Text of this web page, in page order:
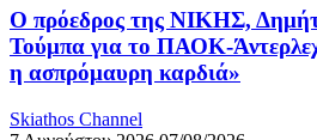
Ο πρόεδρος της ΝΙΚΗΣ,
Τούμπα για το ΠΑΟΚ-
η ασπρόμαυρη καρδιά»
Skiathos Channel